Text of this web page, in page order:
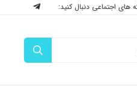
های اجتماعی دنبال کنید: